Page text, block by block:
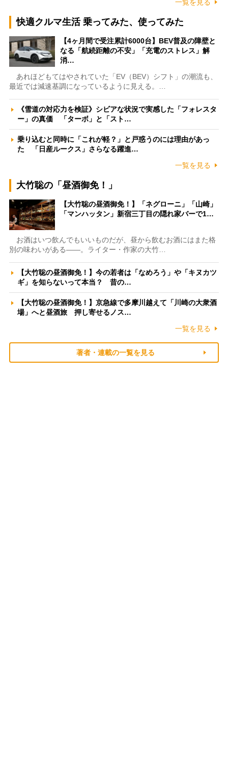
一覧を見る
快適クルマ生活 乗ってみた、使ってみた
【4ヶ月間で受注累計6000台】BEV普及の障壁と
なる「航続距離の不安」「充電のストレス」解
消…
あれほどもてはやされていた「EV（BEV）シフト」の潮流も、
最近では減速基調になっているように見える。…
《雪道の対応力を検証》シビアな状況で実感した「フォレスタ
ー」の真価 「ターボ」と「スト…
乗り込むと同時に「これが軽？」と戸惑うのには理由があっ
た 「日産ルークス」さらなる躍進…
一覧を見る
大竹聡の「昼酒御免！」
【大竹聡の昼酒御免！】「ネグローニ」「山崎」
「マンハッタン」新宿三丁目の隠れ家バーで1…
お酒はいつ飲んでもいいものだが、昼から飲むお酒にはまた格
別の味わいがある――。ライター・作家の大竹…
【大竹聡の昼酒御免！】今の若者は「なめろう」や「キヌカツ
ギ」を知らないって本当？ 昔の…
【大竹聡の昼酒御免！】京急線で多摩川越えて「川崎の大衆酒
場」へと昼酒旅 押し寄せるノス…
一覧を見る
著者・連載の一覧を見る